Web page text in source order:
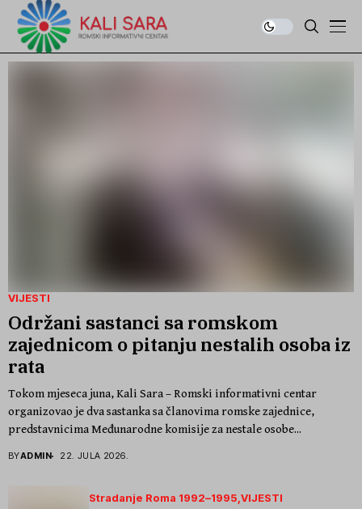
VIJESTI
Održani sastanci sa romskom
zajednicom o pitanju nestalih osoba iz
rata
Tokom mjeseca juna, Kali Sara – Romski informativni centar
organizovao je dva sastanka sa članovima romske zajednice,
predstavnicima Međunarodne komisije za nestale osobe...
BYADMIN 22. JULA 2026.
Stradanje Roma 1992–1995 VIJESTI